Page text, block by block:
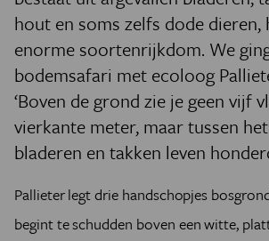
hout en soms zelfs dode dieren,
enorme soortenrijkdom. We
bodemsafari met ecoloog
‘Boven de grond zie je geen vijf
vierkante meter, maar tussen
bladeren en takken leven
Pallieter legt drie handschopjes
begint te schudden boven een witte,